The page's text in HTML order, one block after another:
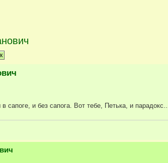
сапоге, и без сапога. Вот тебе, Петька, и парадокс...